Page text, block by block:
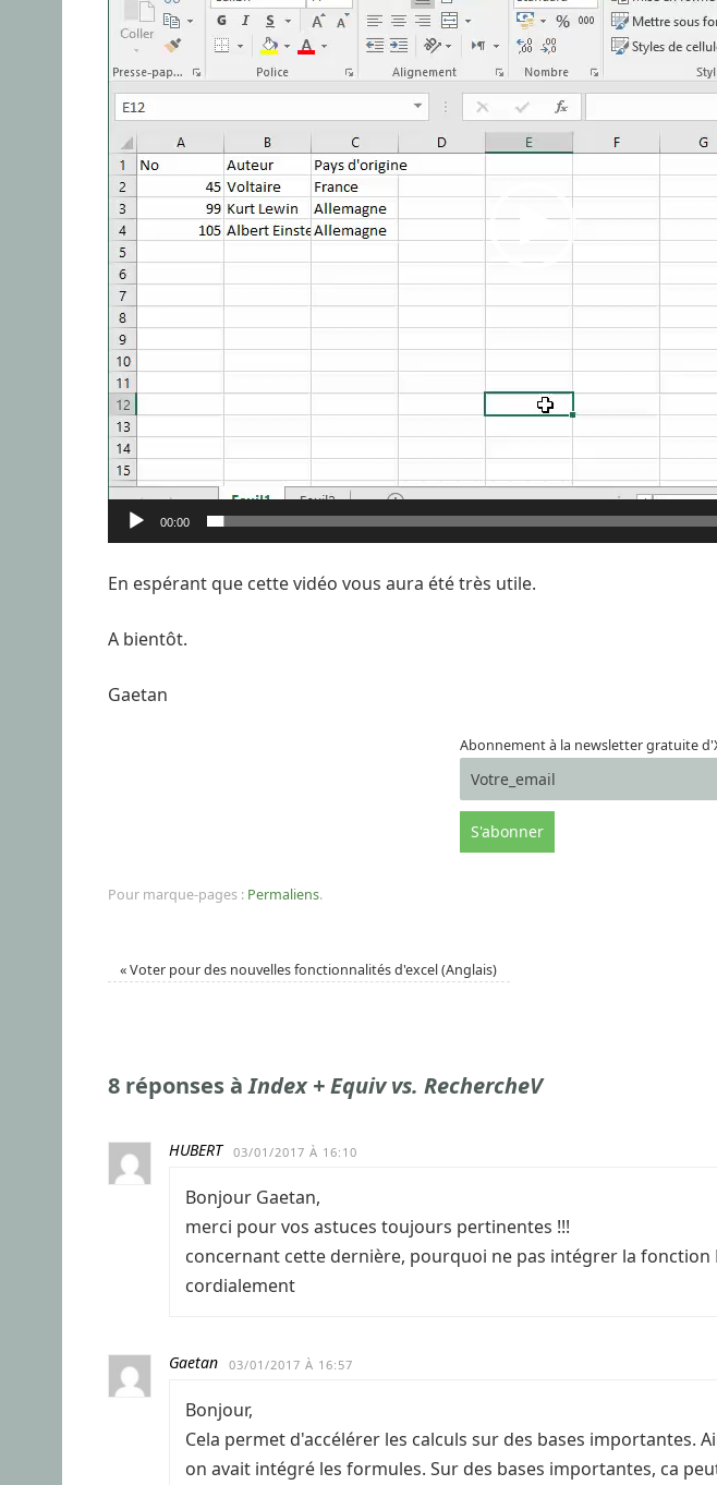
00:00
En espérant que cette vidéo vous aura été très utile.
A bientôt.
Gaetan
Abonnement à la newsletter gratuite
Pour marque-pages : Permaliens.
«Voter pour des nouvelles fonctionnalités d'excel (Anglais)
8 réponses àIndex + Equiv vs. RechercheV
HUBERT 03/01/2017 À 16:10
Bonjour Gaetan,
merci pour vos astuces toujours pertinentes !!!
concernant cette dernière, pourquoi ne pas intégrer la
cordialement
Gaetan 03/01/2017 À 16:57
Bonjour,
Cela permet d'accélérer les calculs sur des bases importantes.
on avait intégré les formules. Sur des bases importantes, ca